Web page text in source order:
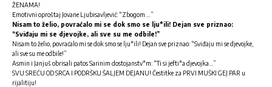
ŽENAMA!
Emotivni oproštaj Jovane Ljubisavljević: “Zbogom …”
Nisam to želio, povraćalo mi se dok smo se lju*ili! Dejan sve priznao:
“Sviđaju mi se djevojke, ali sve su me odbile!”
Nisam to želio, povraćalo mi se dok smo se lju*ili! Dejan sve priznao: “Sviđaju mi se djevojke,
ali sve su me odbile!”
Asmin i Janjuš obrisali patos Sarinim dostojanstv*m: “Ti si jefti*a djevojka…”
SVU SREĆU OD SRCA I PODRŠKU ŠALJEM DEJANU! Čestitke za PRVI MUŠKI GEJ PAR u
rijalitiju!